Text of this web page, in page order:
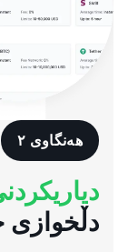
هەنگاوی ٢